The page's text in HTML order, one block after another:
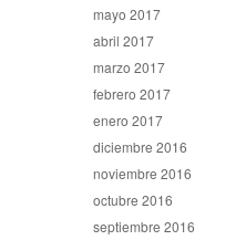
mayo 2017
abril 2017
marzo 2017
febrero 2017
enero 2017
diciembre 2016
noviembre 2016
octubre 2016
septiembre 2016